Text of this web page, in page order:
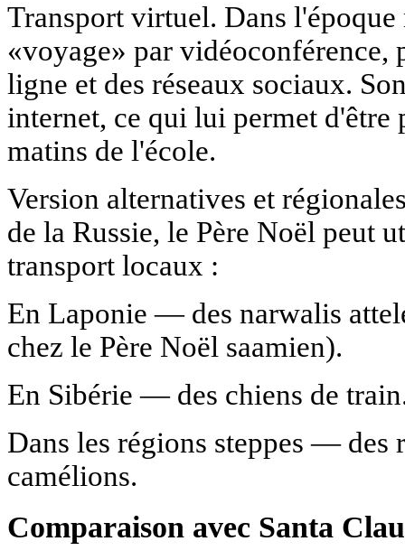
Transport virtuel. Dans
«voyage» par vidéoconférence,
ligne et des réseaux sociaux.
internet, ce qui lui permet d'être
matins de l'école.
Version alternatives et
de la Russie, le Père Noël peut
transport locaux :
En Laponie — des narwalis
chez le Père Noël saamien).
En Sibérie — des chiens de
Dans les régions steppes — des
camélions.
Comparaison avec Santa